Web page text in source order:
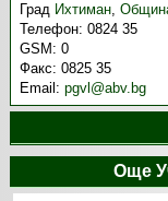
Град Ихтиман,
Телефон:0824 35
GSM:0
Факс:0825 35
Email:pgvl@abv.bg
Още